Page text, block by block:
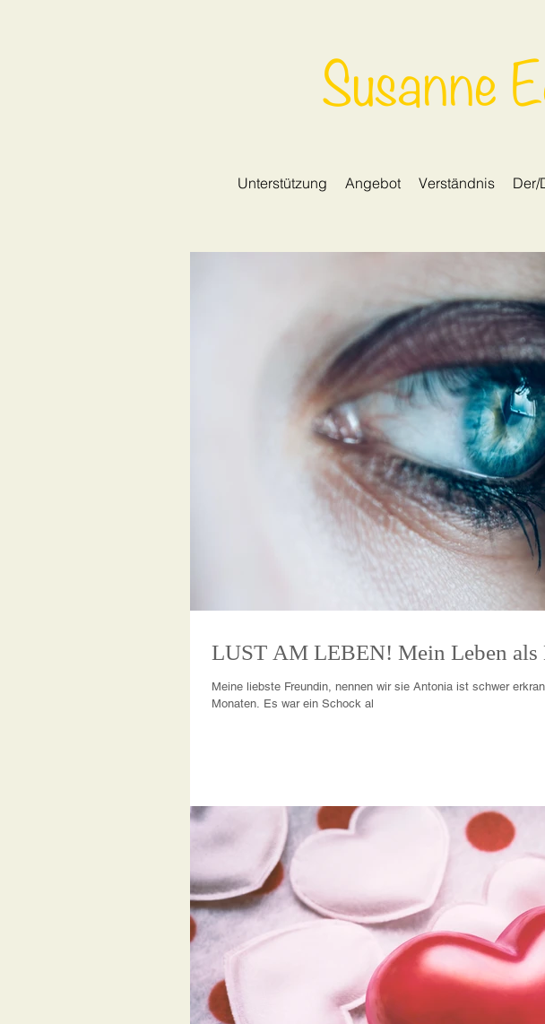
Susanne
Unterstützung Angebot Verständnis Der/
LUST AM LEBEN! Mein
Meine liebste Freundin, nennen wir sie Antonia ist schwer
Monaten. Es war ein Schock al